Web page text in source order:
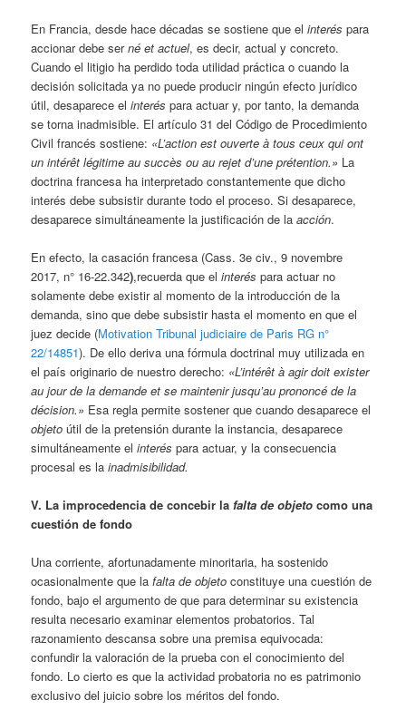
En Francia, desde hace décadas se sostiene que elinterés para
accionar debe serné et actuel, es decir, actual y concreto.
Cuando el litigio ha perdido toda utilidad práctica o cuando la
decisión solicitada ya no puede producir ningún efecto jurídico
útil, desaparece elinterés para actuar y, por tanto, la demanda
se torna inadmisible. El artículo 31 del Código de Procedimiento
Civil francés sostiene: «L’action est ouverte à tous ceux qui ont
un intérêt légitime au succès ou au rejet d’une prétention.» La
doctrina francesa ha interpretado constantemente que dicho
interés debe subsistir durante todo el proceso. Si desaparece,
desaparece simultáneamente la justificación de laacción.
En efecto, la casación francesa (Cass. 3e civ., 9 novembre
2017, n° 16-22.342),recuerda que elinteréspara actuar no
solamente debe existir al momento de la introducción de la
demanda, sino que debe subsistir hasta el momento en que el
juez decide (Motivation Tribunal judiciaire de Paris RG n°
22/14851). De ello deriva una fórmula doctrinal muy utilizada en
el país originario de nuestro derecho: «L’intérêt à agir doit exister
au jour de la demande et se maintenir jusqu’au prononcé de la
décision.» Esa regla permite sostener que cuando desaparece el
objetoútil de la pretensión durante la instancia, desaparece
simultáneamente elinterés para actuar, y la consecuencia
procesal es lainadmisibilidad.
V. La improcedencia de concebir lafalta de objeto como una
cuestión de fondo
Una corriente, afortunadamente minoritaria, ha sostenido
ocasionalmente que lafalta de objeto constituye una cuestión de
fondo, bajo el argumento de que para determinar su existencia
resulta necesario examinar elementos probatorios. Tal
razonamiento descansa sobre una premisa equivocada:
confundir la valoración de la prueba con el conocimiento del
fondo. Lo cierto es que la actividad probatoria no es patrimonio
exclusivo del juicio sobre los méritos del fondo.